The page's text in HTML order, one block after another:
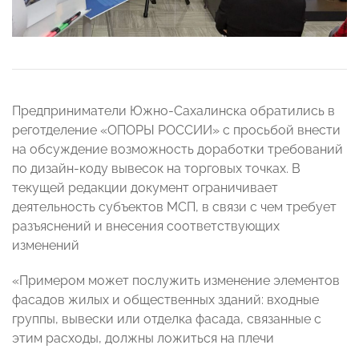
Предприниматели Южно-Сахалинска обратились в
реготделение «ОПОРЫ РОССИИ» с просьбой внести
на обсуждение возможность доработки требований
по дизайн-коду вывесок на торговых точках. В
текущей редакции документ ограничивает
деятельность субъектов МСП, в связи с чем требует
разъяснений и внесения соответствующих
изменений
«Примером может послужить изменение элементов
фасадов жилых и общественных зданий: входные
группы, вывески или отделка фасада, связанные с
этим расходы, должны ложиться на плечи